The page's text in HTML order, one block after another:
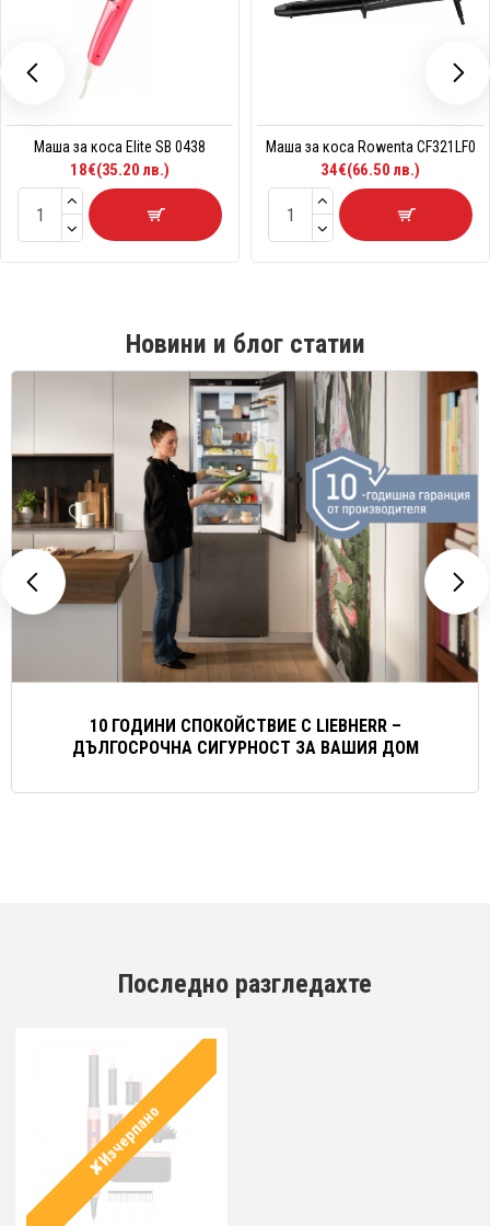
Маша за коса Elite SB 0438
18€(35.20 лв.)
Маша за коса Rowenta CF321LF0
34€(66.50 лв.)
Новини и блог статии
10 ГОДИНИ СПОКОЙСТВИЕ С LIEBHERR –
ДЪЛГОСРОЧНА СИГУРНОСТ ЗА ВАШИЯ ДОМ
Последно разгледахте
✘Изчерпано